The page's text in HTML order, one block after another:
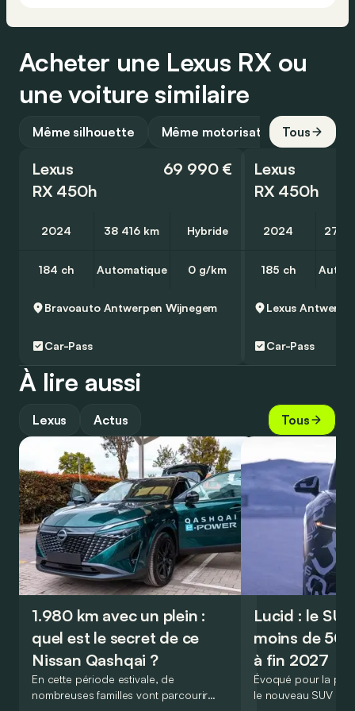
Acheter une Lexus RX ou
une voiture similaire
Même silhouette Même motorisation Tous
Lexus
RX 450h
69 990 €
2024 38 416 km Hybride
184 ch Automatique 0 g/km
Bravoauto Antwerpen Wijnegem
Car-Pass
Lexus
RX 450h
2024 27
185 ch
Lexus
Car-Pass
À lire aussi
Lexus Actus Tous
1.980 km avec un plein :
quel est le secret de ce
Nissan Qashqai ?
En cette période estivale, de
nombreuses familles vont parcourir
Lucid : le
moins de
à fin 2027
Évoqué pour la
le nouveau SUV